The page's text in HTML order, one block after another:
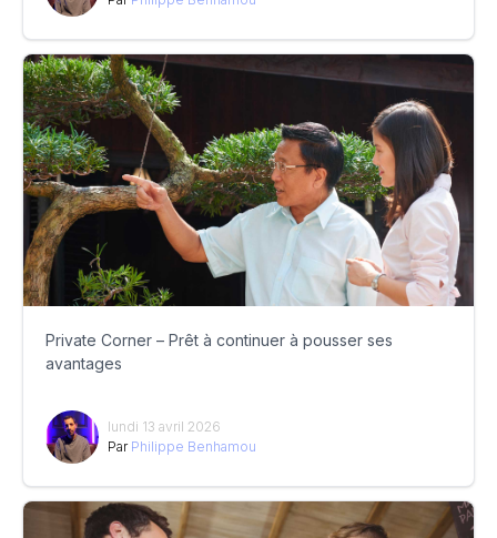
Private Corner – Prêt à continuer à pousser ses
avantages
lundi 13 avril 2026
Par Philippe Benhamou